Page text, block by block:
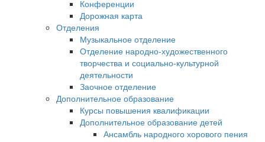
Конференции
Дорожная карта
Отделения
Музыкальное отделение
Отделение народно-художественного
творчества и социально-культурной
деятельности
Заочное отделение
Дополнительное образование
Курсы повышения квалификации
Дополнительное образование детей
Ансамбль народного хорового пения